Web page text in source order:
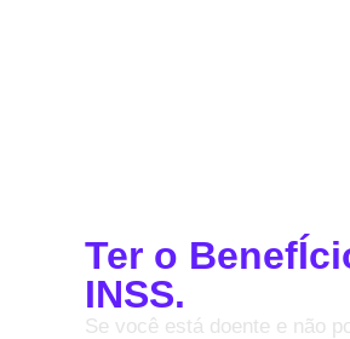
Ter o
INSS.
Se você está doente e não